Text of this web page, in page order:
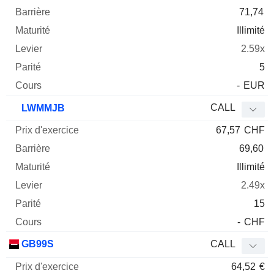
71,74
Illimité
2.59x
5
- EUR
LWMMJB CALL
67,57 CHF
69,60
Illimité
2.49x
15
- CHF
GB99S CALL
64,52 €